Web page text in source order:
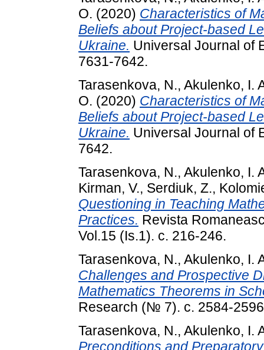
O. (2020) Characteristics of
Beliefs about Project-based
Ukraine. Universal Journal of
7631-7642.
Tarasenkova, N., Akulenko, I.
O. (2020) Characteristics of
Beliefs about Project-based
Ukraine. Universal Journal of
7642.
Tarasenkova, N., Akulenko, I.
Kirman, V., Serdiuk, Z.,
Questioning in Teaching
Practices. Revista
Vol.15 (Is.1). с. 216-246.
Tarasenkova, N., Akulenko, I.
Challenges and Prospective
Mathematics Theorems in
Research (№ 7). с. 2584-
Tarasenkova, N., Akulenko, I.
Preconditions and